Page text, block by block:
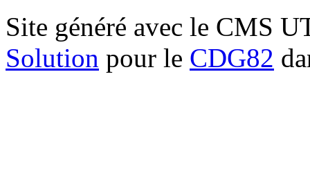
Site généré avec le CMS
Solution pour le CDG82